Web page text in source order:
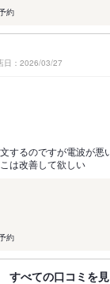
約
日：2026/03/27
するのですが電波が悪
は改善して欲しい
約
すべての口コミを